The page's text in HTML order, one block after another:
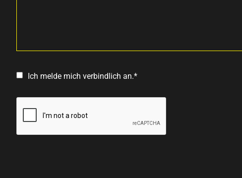
Ich melde mich verbindlich an.*